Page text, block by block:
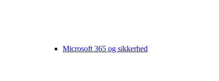
Microsoft 365 og sikkerhed